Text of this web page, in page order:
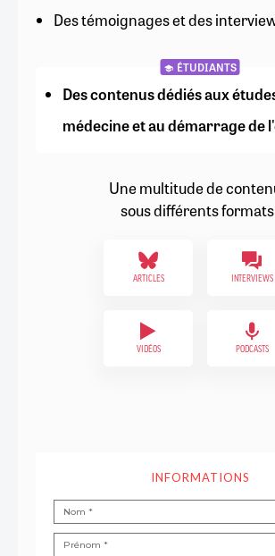
Des témoignages et des
ÉTUDIANTS
Des contenus dédiés aux
médecine et au démarrage de
Une multitude de
sous différents formats
ARTICLES INTERVIEWS
VIDÉOS PODCASTS